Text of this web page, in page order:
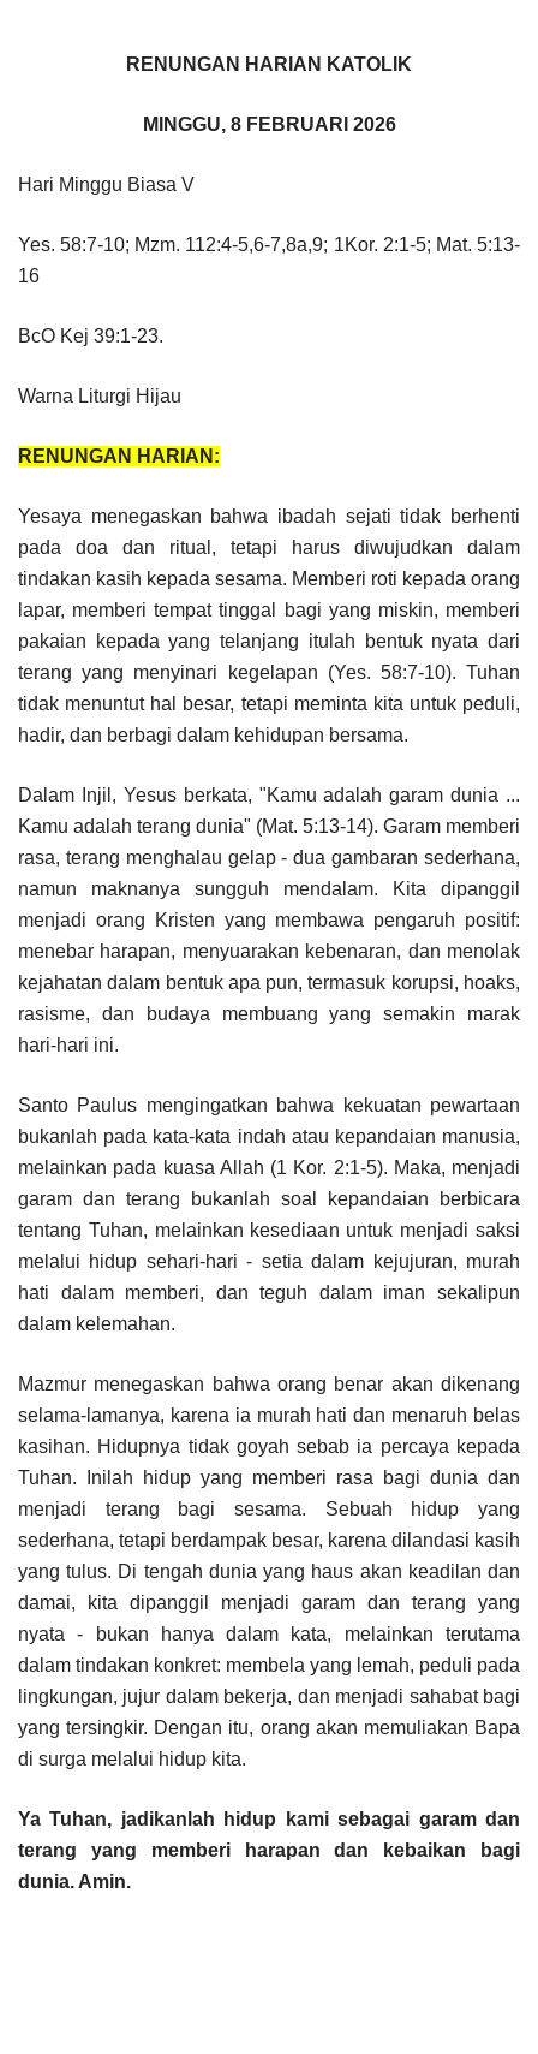
RENUNGAN HARIAN KATOLIK
MINGGU, 8 FEBRUARI 2026
Hari Minggu Biasa V
Yes. 58:7-10; Mzm. 112:4-5,6-7,8a,9; 1Kor. 2:1-5; Mat. 5:13-
16
BcO Kej 39:1-23.
Warna Liturgi Hijau
RENUNGAN HARIAN:
Yesaya menegaskan bahwa ibadah sejati tidak berhenti
pada doa dan ritual, tetapi harus diwujudkan dalam
tindakan kasih kepada sesama. Memberi roti kepada orang
lapar, memberi tempat tinggal bagi yang miskin, memberi
pakaian kepada yang telanjang itulah bentuk nyata dari
terang yang menyinari kegelapan (Yes. 58:7-10). Tuhan
tidak menuntut hal besar, tetapi meminta kita untuk peduli,
hadir, dan berbagi dalam kehidupan bersama.
Dalam Injil, Yesus berkata, "Kamu adalah garam dunia ...
Kamu adalah terang dunia" (Mat. 5:13-14). Garam memberi
rasa, terang menghalau gelap - dua gambaran sederhana,
namun maknanya sungguh mendalam. Kita dipanggil
menjadi orang Kristen yang membawa pengaruh positif:
menebar harapan, menyuarakan kebenaran, dan menolak
kejahatan dalam bentuk apa pun, termasuk korupsi, hoaks,
rasisme, dan budaya membuang yang semakin marak
hari-hari ini.
Santo Paulus mengingatkan bahwa kekuatan pewartaan
bukanlah pada kata-kata indah atau kepandaian manusia,
melainkan pada kuasa Allah (1 Kor. 2:1-5). Maka, menjadi
garam dan terang bukanlah soal kepandaian berbicara
tentang Tuhan, melainkan kesediaan untuk menjadi saksi
melalui hidup sehari-hari - setia dalam kejujuran, murah
hati dalam memberi, dan teguh dalam iman sekalipun
dalam kelemahan.
Mazmur menegaskan bahwa orang benar akan dikenang
selama-lamanya, karena ia murah hati dan menaruh belas
kasihan. Hidupnya tidak goyah sebab ia percaya kepada
Tuhan. Inilah hidup yang memberi rasa bagi dunia dan
menjadi terang bagi sesama. Sebuah hidup yang
sederhana, tetapi berdampak besar, karena dilandasi kasih
yang tulus. Di tengah dunia yang haus akan keadilan dan
damai, kita dipanggil menjadi garam dan terang yang
nyata - bukan hanya dalam kata, melainkan terutama
dalam tindakan konkret: membela yang lemah, peduli pada
lingkungan, jujur dalam bekerja, dan menjadi sahabat bagi
yang tersingkir. Dengan itu, orang akan memuliakan Bapa
di surga melalui hidup kita.
Ya Tuhan, jadikanlah hidup kami sebagai garam dan
terang yang memberi harapan dan kebaikan bagi
dunia. Amin.